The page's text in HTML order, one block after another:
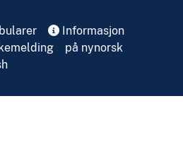
Informasjon
på nynorsk